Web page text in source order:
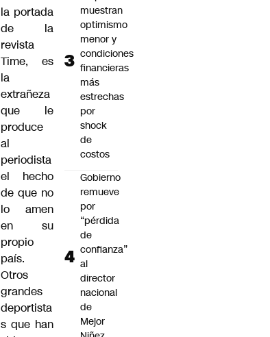
la portada
de la
revista
Time, es
la
extrañeza
que le
produce
al
periodista
el hecho
de que no
lo amen
en su
propio
país.
Otros
grandes
deportista
s que han
muestran
optimismo
menor y
condiciones
financieras
más
estrechas
por
shock
de
costos
Gobierno
remueve
por
“pérdida
de
confianza”
al
director
nacional
de
Mejor